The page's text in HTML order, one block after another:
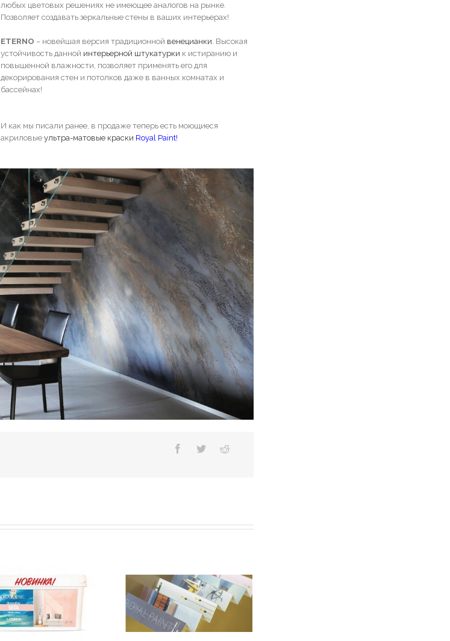
любых цветовых решениях не имеющее аналогов на рынке.
Позволяет создавать зеркальные стены в ваших интерьерах!
ETERNO – новейшая версия традиционной венецианки. Высокая
устойчивость данной интерьерной штукатурки к истиранию и
повышенной влажности, позволяет применять его для
декорирования стен и потолков даже в ванных комнатах и
бассейнах!
И как мы писали ранее, в продаже теперь есть моющиеся
акриловые ультра-матовые краски Royal Paint!
Royal Paint от